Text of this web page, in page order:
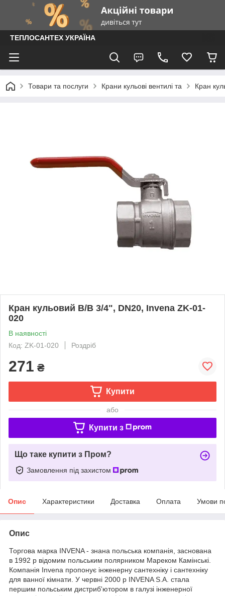
ТЕПЛОСАНТЕХ УКРАЇНА
Товари та послуги Крани кульові вентилі та Кран
Кран кульовий В/В 3/4", DN20, Invena ZK-01-
020
В наявності
Код: ZK-01-020
Роздріб
271 ₴
Купити
або
Купити з
Що таке купити з Пром?
Замовлення під захистом
Опис Характеристики Доставка Оплата Умови
Опис
Торгова марка INVENA - знана польська компанія, заснована
в 1992 р відомим польським полярником Мареком Камінські.
Компанія Invena пропонує інженерну сантехніку і сантехніку
для ванної кімнати. У червні 2000 р INVENA S.A. стала
першим польським дистриб'ютором в галузі інженерної